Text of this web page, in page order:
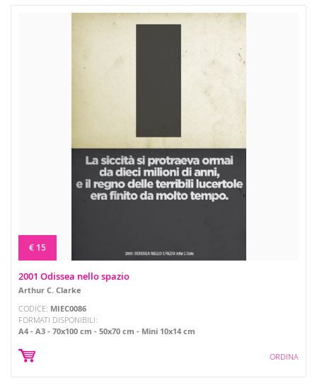
€ 15
2001 Odissea nello spazio
Arthur C. Clarke
CODICE: MIEC0086
FORMATI DISPONIBILI:
A4
A3 70x100 cm 50x70 cm Mini 10x14 cm
ORDINA